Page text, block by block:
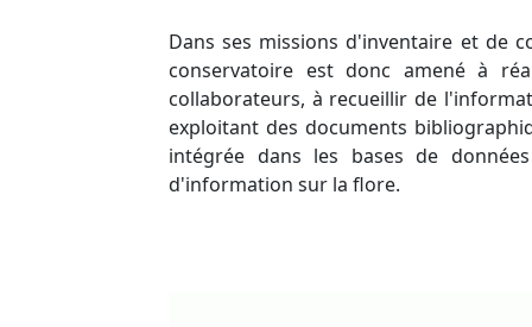
Dans ses missions d'inventaire et de
conservatoire est donc amené à
collaborateurs, à recueillir de
exploitant des documents
intégrée dans les bases de
d'information sur la flore.